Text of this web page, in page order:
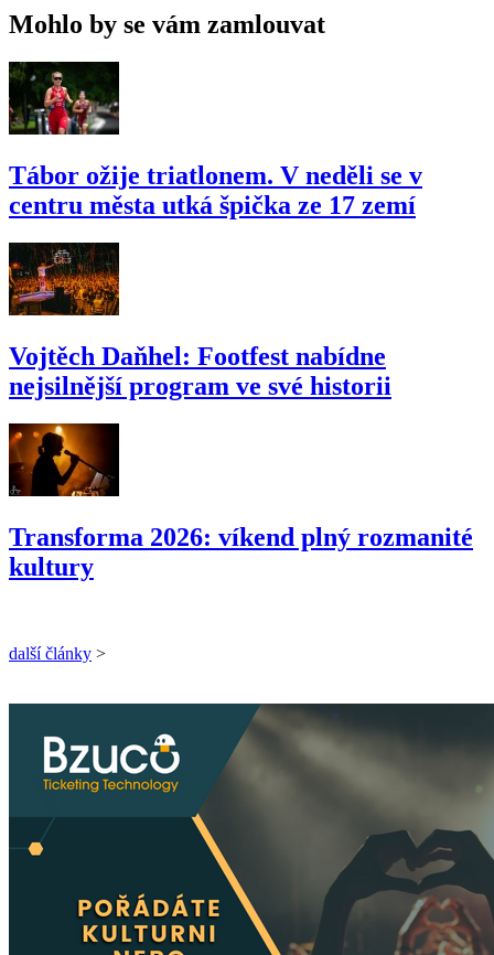
Mohlo by se vám zamlouvat
Tábor ožije triatlonem. V neděli se v
centru města utká špička ze 17 zemí
Vojtěch Daňhel: Footfest nabídne
nejsilnější program ve své historii
Transforma 2026: víkend plný rozmanité
kultury
další články >